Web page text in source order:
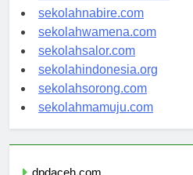
sekolahmanokwari.com
sekolahnabire.com
sekolahwamena.com
sekolahsalor.com
sekolahindonesia.org
sekolahsorong.com